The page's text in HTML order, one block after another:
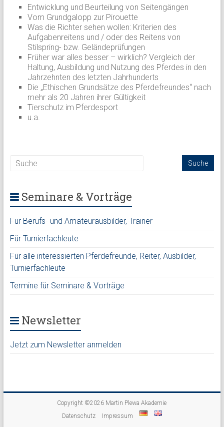
Entwicklung und Beurteilung von Seitengängen
Vom Grundgalopp zur Pirouette
Was die Richter sehen wollen: Kriterien des
Aufgabenreitens und / oder des Reitens von
Stilspring- bzw. Geländeprüfungen
Früher war alles besser – wirklich? Vergleich der
Haltung, Ausbildung und Nutzung des Pferdes in den
Jahrzehnten des letzten Jahrhunderts
Die „Ethischen Grundsätze des Pferdefreundes“ nach
mehr als 20 Jahren ihrer Gültigkeit
Tierschutz im Pferdesport
u.a.
Seminare & Vorträge
Für Berufs- und Amateurausbilder, Trainer
Für Turnierfachleute
Für alle interessierten Pferdefreunde, Reiter, Ausbilder,
Turnierfachleute
Termine für Seminare & Vorträge
Newsletter
Jetzt zum Newsletter anmelden
Copyright ©2026 Martin Plewa Akademie
Datenschutz
Impressum